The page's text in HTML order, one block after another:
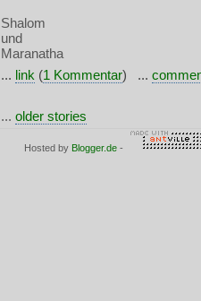
Shalom
und
Maranatha
... link (1 Kommentar) ...
... older stories
Hosted by Blogger.de -